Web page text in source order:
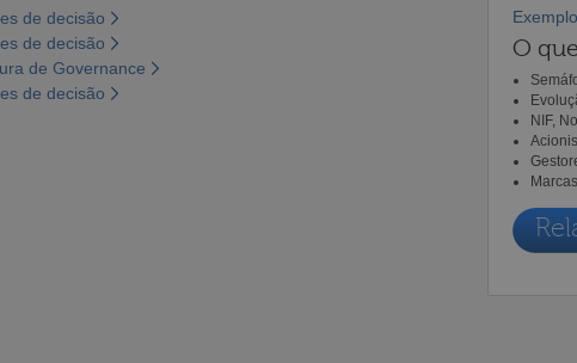
de decisão
de decisão
de Governance
de decisão
Exemplo
O
NIF,